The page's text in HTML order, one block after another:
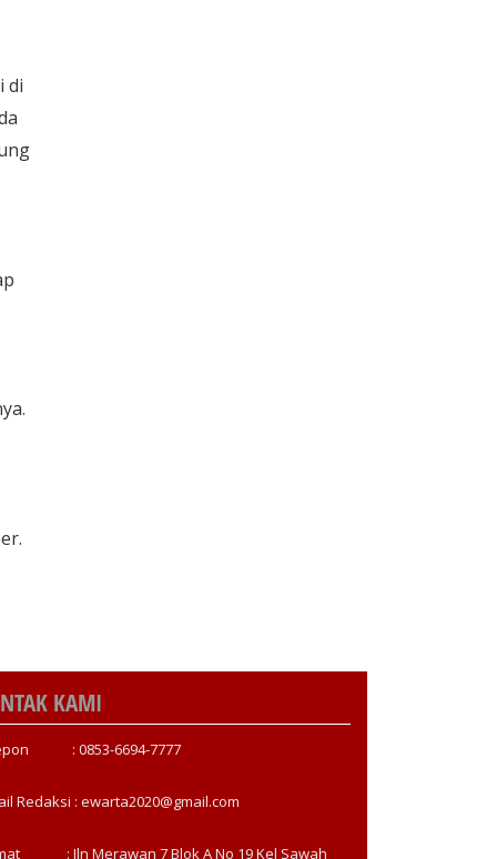
di
KAMI
: 0853-6694-7777
Redaksi : ewarta2020@gmail.com
: Jln Merawan 7 Blok A No 19 Kel Sawah